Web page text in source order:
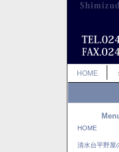
HOME
HOME
清水台平野屋